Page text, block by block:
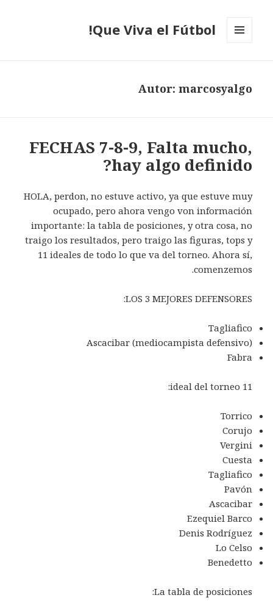
Que Viva el Fútbol!
Autor: marcosyalgo
FECHAS 7-8-9, Falta mucho,
hay algo definido?
HOLA, perdon, no estuve activo, ya que estuve muy
ocupado, pero ahora vengo von información
importante: la tabla de posiciones, y otra cosa, no
traigo los resultados, pero traigo las figuras, tops y
11 ideales de todo lo que va del torneo. Ahora sí,
comenzemos.
LOS 3 MEJORES DEFENSORES:
Tagliafico
Ascacibar (mediocampista defensivo)
Fabra
11 ideal del torneo:
Torrico
Corujo
Vergini
Cuesta
Tagliafico
Pavón
Ascacibar
Ezequiel Barco
Denis Rodríguez
Lo Celso
Benedetto
La tabla de posiciones: